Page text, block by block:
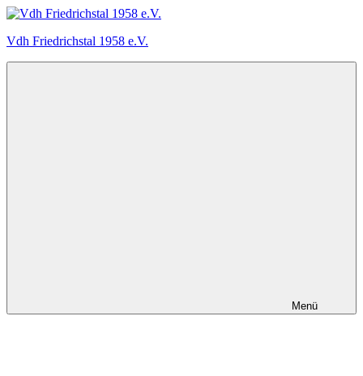
Zum
springen
Vdh Friedrichstal 1958 e.V.
Menü